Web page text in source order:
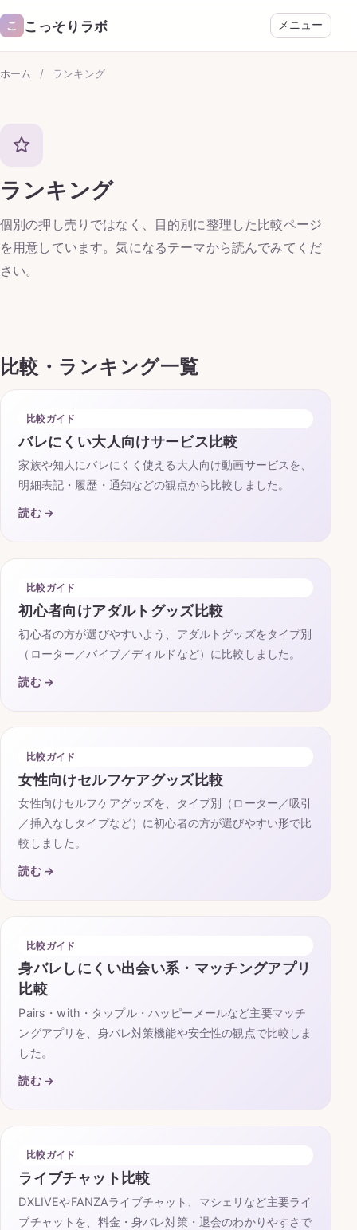
こ こっそりラボ メニュー
ホーム / ランキング
ランキング
個別の押し売りではなく、目的別に整理した比較ページ
を用意しています。気になるテーマから読んでみてくだ
さい。
比較・ランキング一覧
比較ガイド
バレにくい大人向けサービス比較
家族や知人にバレにくく使える大人向け動画サービスを、
明細表記・履歴・通知などの観点から比較しました。
読む →
比較ガイド
初心者向けアダルトグッズ比較
初心者の方が選びやすいよう、アダルトグッズをタイプ別
（ローター／バイブ／ディルドなど）に比較しました。
読む →
比較ガイド
女性向けセルフケアグッズ比較
女性向けセルフケアグッズを、タイプ別（ローター／吸引
／挿入なしタイプなど）に初心者の方が選びやすい形で比
較しました。
読む →
比較ガイド
身バレしにくい出会い系・マッチングアプリ
比較
Pairs・with・タップル・ハッピーメールなど主要マッチ
ングアプリを、身バレ対策機能や安全性の観点で比較しま
した。
読む →
比較ガイド
ライブチャット比較
DXLIVEやFANZAライブチャット、マシェリなど主要ライ
ブチャットを、料金・身バレ対策・退会のわかりやすさで